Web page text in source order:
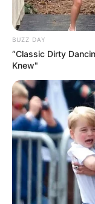
BUZZ DAY
“Classic Dirty
Knew"